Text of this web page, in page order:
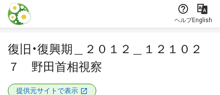
本文に飛ぶ
ヘルプEnglish
復旧・復興期＿２０１２＿１２１０２
７ 野田首相視察
提供元サイトで表示